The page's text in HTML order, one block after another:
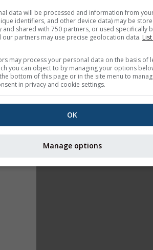
data will be processed and information from
identifiers, and other device data) may be
and shared with 750 partners, or used specifically
our partners may use precise geolocation data.
may process your personal data on the basis of
you can object to by managing your options
bottom of this page or in the site menu to
in privacy and cookie settings.
OK
Manage options